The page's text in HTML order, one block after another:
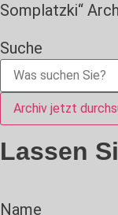
Somplatzki“
Suche
Archiv jetzt
Lassen
Name